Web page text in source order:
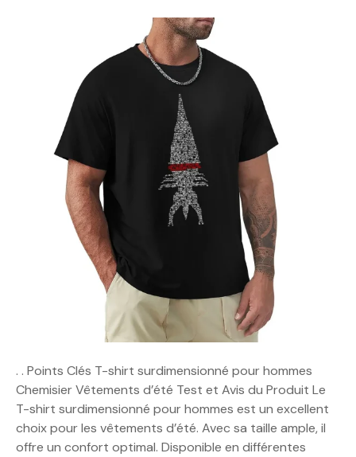
. . Points Clés T-shirt surdimensionné pour hommes
Chemisier Vêtements d’été Test et Avis du Produit Le
T-shirt surdimensionné pour hommes est un excellent
choix pour les vêtements d’été. Avec sa taille ample, il
offre un confort optimal. Disponible en différentes